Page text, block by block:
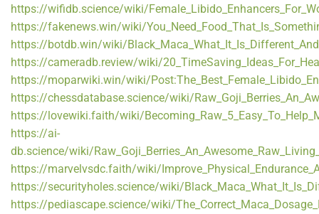
https://wifidb.science/wiki/
https://fakenews.win/wiki/
https://botdb.win/wiki/
https://cameradb.review/wiki/
https://moparwiki.win/wiki/
https://chessdatabase.science/wiki/
https://lovewiki.faith/wiki/
https://ai-
db.science/wiki/
https://marvelvsdc.faith/wiki/
https://securityholes.science/wiki/
https://pediascape.science/wiki/